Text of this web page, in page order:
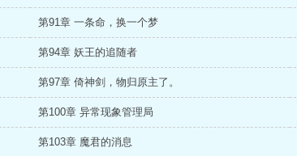
第91章 一条命，换一个梦
第94章 妖王的追随者
第97章 倚神剑，物归原主了。
第100章 异常现象管理局
第103章 魔君的消息